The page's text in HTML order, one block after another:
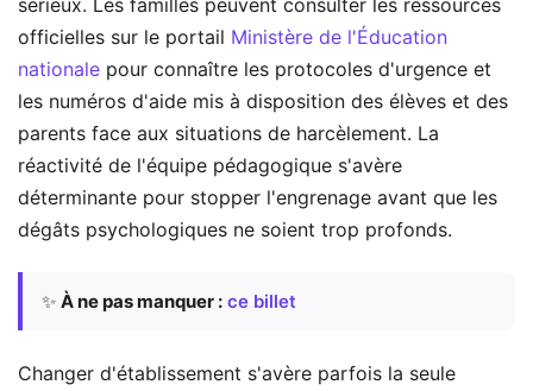
officielles sur le portail Ministère de l'Éducation
nationale pour connaître les protocoles d'urgence et
les numéros d'aide mis à disposition des élèves et des
parents face aux situations de harcèlement. La
réactivité de l'équipe pédagogique s'avère
déterminante pour stopper l'engrenage avant que les
dégâts psychologiques ne soient trop profonds.
✨ À ne pas manquer : ce billet
Changer d'établissement s'avère parfois la seule